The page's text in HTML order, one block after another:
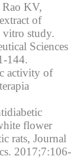
KV,
of
vitro study.
Sciences
144.
activity of
flower
rats, Journal
2017;7:106-